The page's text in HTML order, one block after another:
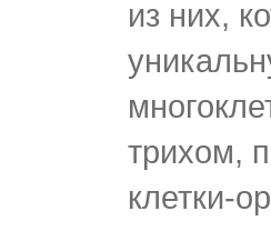
из них,
трихом,
клетки-